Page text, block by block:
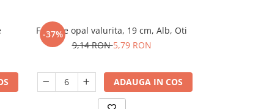
-37%
Farfurie opal valurita, 19 cm, Alb, Oti
9,14 RON5,79 RON
ADAUGA IN COS